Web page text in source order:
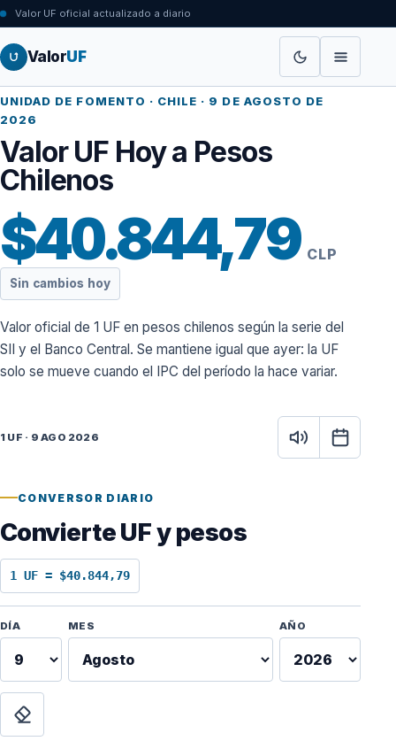
Valor UF oficial actualizado a diario
ValorUF
UNIDAD DE FOMENTO · CHILE · 9 DE AGOSTO DE
2026
Valor UF Hoy a Pesos
Chilenos
$40.844,79 CLP
Sin cambios hoy
Valor oficial de 1 UF en pesos chilenos según la serie del
SII y el Banco Central. Se mantiene igual que ayer: la UF
solo se mueve cuando el IPC del período la hace variar.
1 UF · 9 AGO 2026
CONVERSOR DIARIO
Convierte UF y pesos
1 UF = $40.844,79
Fecha para calcular
DÍA MES AÑO